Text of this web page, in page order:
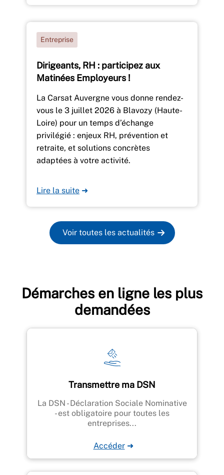
Dirigeants, RH : participez aux
Matinées Employeurs !
Entreprise
La Carsat Auvergne vous donne rendez-
vous le 3 juillet 2026 à Blavozy (Haute-
Loire) pour un temps d’échange
privilégié : enjeux RH, prévention et
retraite, et solutions concrètes
adaptées à votre activité.
Lire la suite ➜
Voir toutes les actualités
Démarches en ligne les plus
demandées
Transmettre ma DSN
La DSN - Déclaration Sociale Nominative
- est obligatoire pour toutes les
entreprises...
Accéder ➜